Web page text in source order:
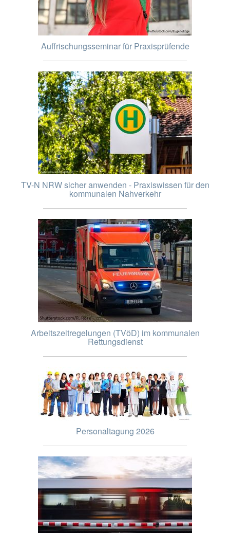
Auffrischungsseminar für Praxisprüfende
TV-N NRW sicher anwenden - Praxiswissen für den
kommunalen Nahverkehr
Arbeitszeitregelungen (TVöD) im kommunalen
Rettungsdienst
Personaltagung 2026